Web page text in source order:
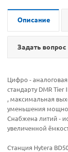
Описание
Задать вопрос
Цифро -
стандарту DMR
, максимальная
уменьшения
Снабжена литий -
увеличенной
Станция Hytera